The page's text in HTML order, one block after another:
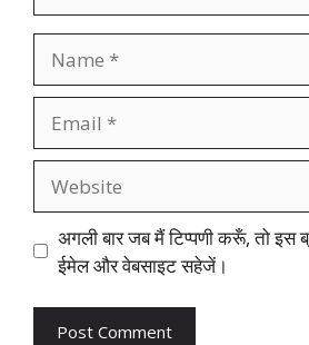
अगली बार जब मैं टिप्पणी करूँ, तो इस
ईमेल और वेबसाइट सहेजें।